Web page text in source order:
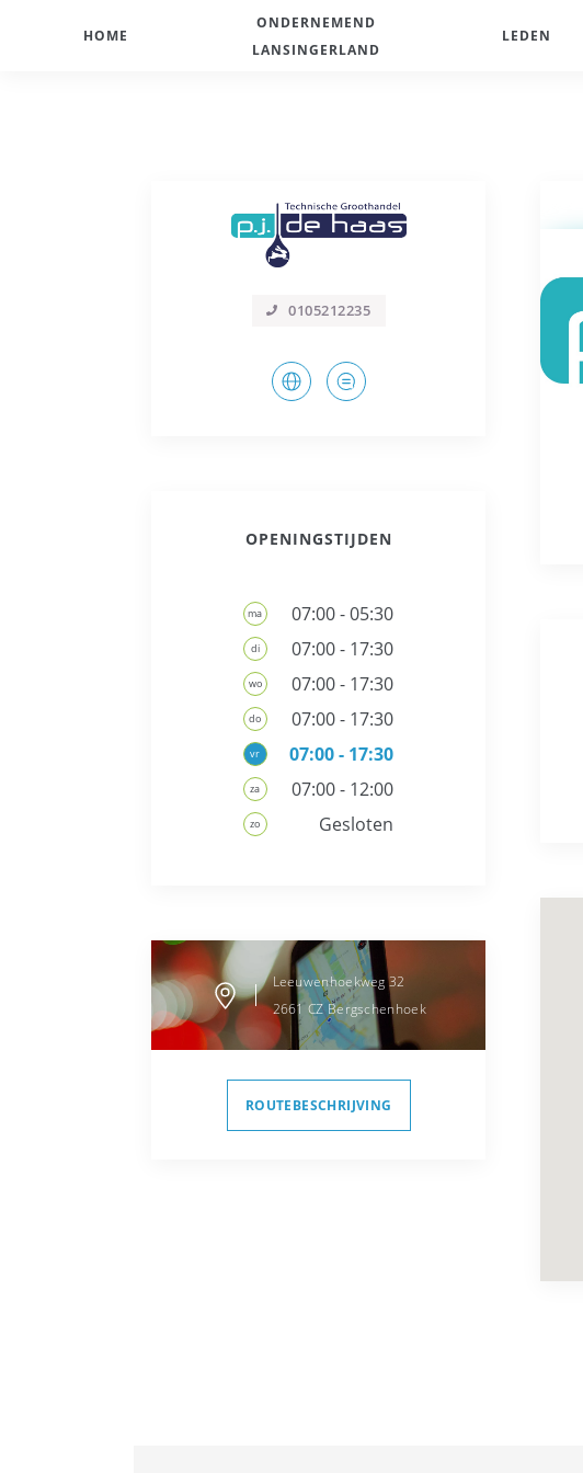
HOME
ONDERNEMEND
LANSINGERLAND
LEDEN
0105212235
OPENINGSTIJDEN
ma 07:00 - 05:30
di 07:00 - 17:30
wo 07:00 - 17:30
do 07:00 - 17:30
vr 07:00 - 17:30
za 07:00 - 12:00
zo Gesloten
Leeuwenhoekweg 32
2661 CZ Bergschenhoek
ROUTEBESCHRIJVING